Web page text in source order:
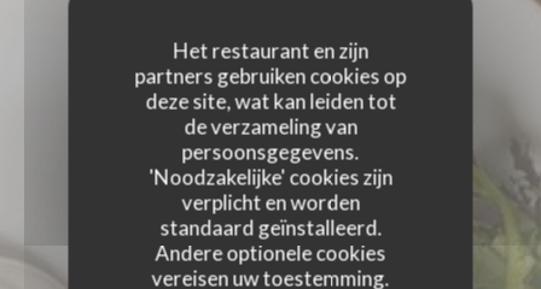
Het restaurant en zijn
partners gebruiken cookies op
deze site, wat kan leiden tot
de verzameling van
persoonsgegevens.
'Noodzakelijke' cookies zijn
verplicht en worden
standaard geïnstalleerd.
Andere optionele cookies
vereisen uw toestemming.